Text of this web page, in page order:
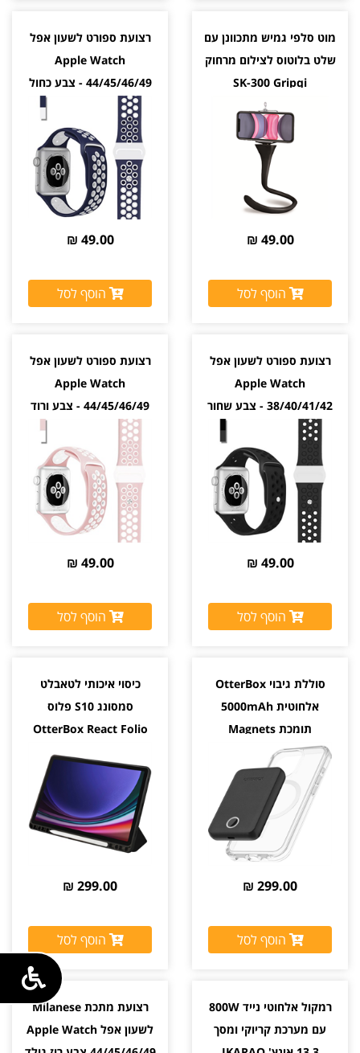
מוט סלפי גמיש מתכוונן עם
שלט בלוטוס לצילום מרחוק
SK-300 Gripqi
מגיע עם שלט לצילום מרחוק
49.00 ₪
הוסף לסל
רצועת ספורט לשעון אפל
Apple Watch
44/45/46/49 - צבע כחול
49.00 ₪
הוסף לסל
רצועת ספורט לשעון אפל
Apple Watch
38/40/41/42 - צבע שחור
49.00 ₪
הוסף לסל
רצועת ספורט לשעון אפל
Apple Watch
44/45/46/49 - צבע ורוד
49.00 ₪
הוסף לסל
סוללת גיבוי OtterBox
אלחוטית 5000mAh
תומכת Magnets
MagSafe בהצמדה לכיסוי
צבע שחור יבואן רשמי
299.00 ₪
הוסף לסל
כיסוי איכותי לטאבלט
סמסונג S10 פלוס
OtterBox React Folio
299.00 ₪
הוסף לסל
רמקול אלחוטי נייד 800W
עם מערכת קריוקי ומסך
רצועת מתכת Milanese
לשעון אפל Apple Watch